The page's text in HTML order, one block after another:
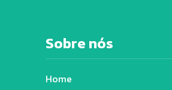
Sobre nós
Home